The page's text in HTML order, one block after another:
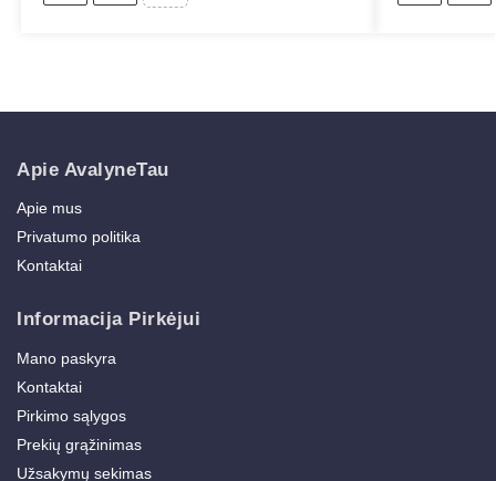
Apie AvalyneTau
Apie mus
Privatumo politika
Kontaktai
Informacija Pirkėjui
Mano paskyra
Kontaktai
Pirkimo sąlygos
Prekių grąžinimas
Užsakymų sekimas